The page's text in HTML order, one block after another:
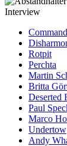
Interview
Rotpit
Perchta
Martin
Britta
Deserted
Paul
Marco
Undertow
Andy